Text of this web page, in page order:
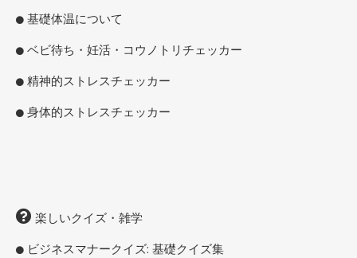
基礎体温について
ベビ待ち・妊活・コウノトリチェッカー
精神的ストレスチェッカー
身体的ストレスチェッカー
楽しいクイズ・雑学
ビジネスマナークイズ: 基礎クイズ集